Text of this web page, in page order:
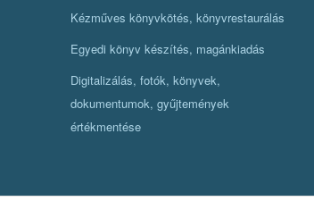
Kézműves könyvkötés, könyvrestaurálás
Egyedi könyv készítés, magánkiadás
Digitalizálás, fotók, könyvek,
dokumentumok, gyűjtemények
értékmentése